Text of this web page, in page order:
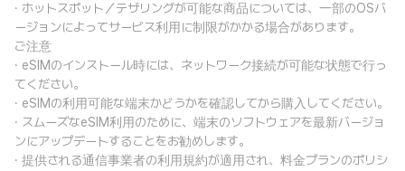
· ホットスポット／テザリングが可能な商品については、一部のOSバ
ージョンによってサービス利用に制限がかかる場合があります。
ご注意
· eSIMのインストール時には、ネットワーク接続が可能な状態で行っ
てください。
· eSIMの利用可能な端末かどうかを確認してから購入してください。
· スムーズなeSIM利用のために、端末のソフトウェアを最新バージョ
ンにアップデートすることをお勧めします。
· 提供される通信事業者の利用規約が適用され、料金プランのポリシ